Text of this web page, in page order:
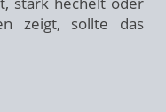
zeigt, sollte das